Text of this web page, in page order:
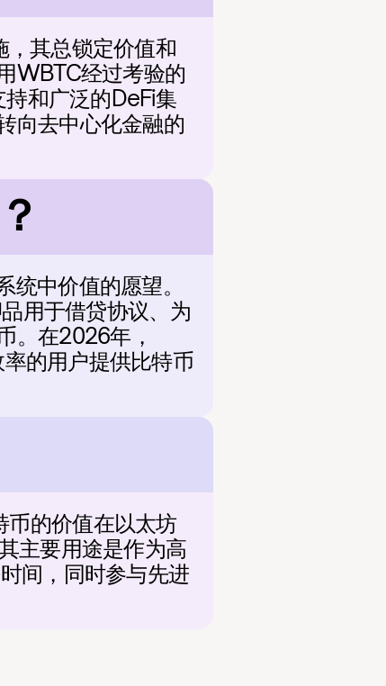
其总锁定价值和
WBTC经过考验的
和广泛的DeFi集
向去中心化金融的
中价值的愿望。
用于借贷协议、为
。在2026年，
的用户提供比特币
的价值在以太坊
主要用途是作为高
间，同时参与先进